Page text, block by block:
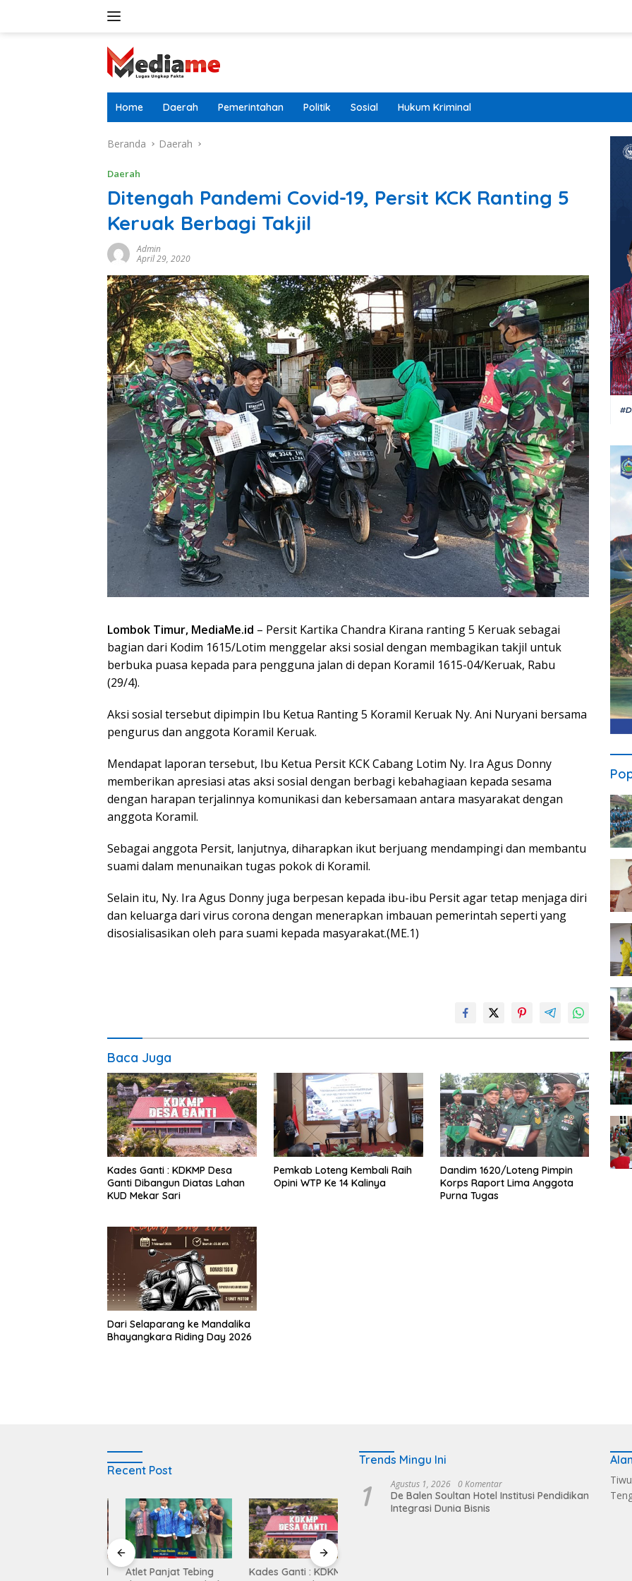
Home Daerah Pemerintahan Politik Sosial Hukum Kriminal
Beranda Daerah
Daerah
Ditengah Pandemi Covid-19, Persit KCK Ranting 5
Keruak Berbagi Takjil
Admin
April 29, 2020
Lombok Timur, MediaMe.id – Persit Kartika Chandra Kirana ranting 5 Keruak sebagai
bagian dari Kodim 1615/Lotim menggelar aksi sosial dengan membagikan takjil untuk
berbuka puasa kepada para pengguna jalan di depan Koramil 1615-04/Keruak, Rabu
(29/4).
Aksi sosial tersebut dipimpin Ibu Ketua Ranting 5 Koramil Keruak Ny. Ani Nuryani bersama
pengurus dan anggota Koramil Keruak.
Mendapat laporan tersebut, Ibu Ketua Persit KCK Cabang Lotim Ny. Ira Agus Donny
memberikan apresiasi atas aksi sosial dengan berbagi kebahagiaan kepada sesama
dengan harapan terjalinnya komunikasi dan kebersamaan antara masyarakat dengan
anggota Koramil.
Sebagai anggota Persit, lanjutnya, diharapkan ikut berjuang mendampingi dan membantu
suami dalam menunaikan tugas pokok di Koramil.
Selain itu, Ny. Ira Agus Donny juga berpesan kepada ibu-ibu Persit agar tetap menjaga diri
dan keluarga dari virus corona dengan menerapkan imbauan pemerintah seperti yang
disosialisasikan oleh para suami kepada masyarakat.(ME.1)
Baca Juga
Kades Ganti : KDKMP Desa
Ganti Dibangun Diatas Lahan
KUD Mekar Sari
Pemkab Loteng Kembali Raih
Opini WTP Ke 14 Kalinya
Dandim 1620/Loteng Pimpin
Korps Raport Lima Anggota
Purna Tugas
‎Dari Selaparang ke Mandalika
Bhayangkara Riding Day 2026
Recent Post
Atlet Panjat Tebing
Kades Ganti : KDKMP
Trends Mingu Ini
1 Agustus 1, 2026 0 Komentar
De Balen Soultan Hotel Institusi Pendidikan
Integrasi Dunia Bisnis